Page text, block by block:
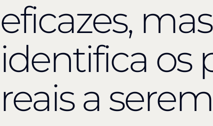
eficazes,
identifica os
reais a